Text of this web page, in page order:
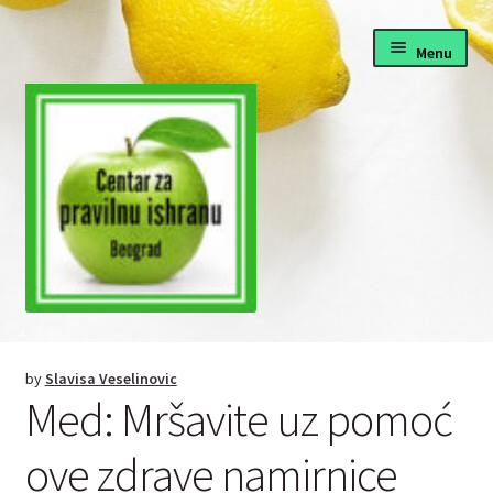
navigation
content
Menu
Fitnes i dijete
Zdrava hrana recepti
bySlavisa Veselinovic
Med: Mršavite uz pomoć
ove zdrave namirnice